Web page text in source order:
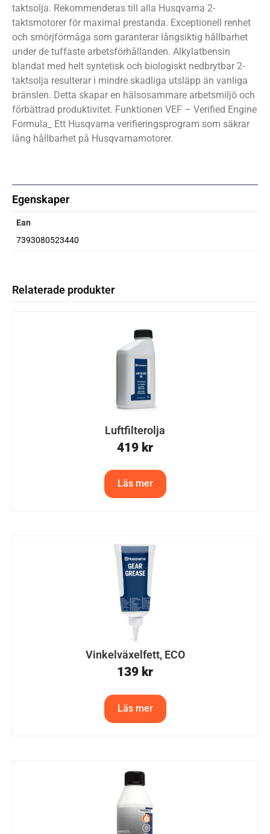
taktsolja. Rekommenderas till alla Husqvarna 2-
taktsmotorer för maximal prestanda. Exceptionell renhet
och smörjförmåga som garanterar långsiktig hållbarhet
under de tuffaste arbetsförhållanden. Alkylatbensin
blandat med helt syntetisk och biologiskt nedbrytbar 2-
taktsolja resulterar i mindre skadliga utsläpp än vanliga
bränslen. Detta skapar en hälsosammare arbetsmiljö och
förbättrad produktivitet. Funktionen VEF – Verified Engine
Formula_ Ett Husqvarna verifieringsprogram som säkrar
lång hållbarhet på Husqvarnamotorer.
Egenskaper
Ean
7393080523440
Relaterade produkter
Luftfilterolja
419 kr
Läs mer
Vinkelväxelfett, ECO
139 kr
Läs mer